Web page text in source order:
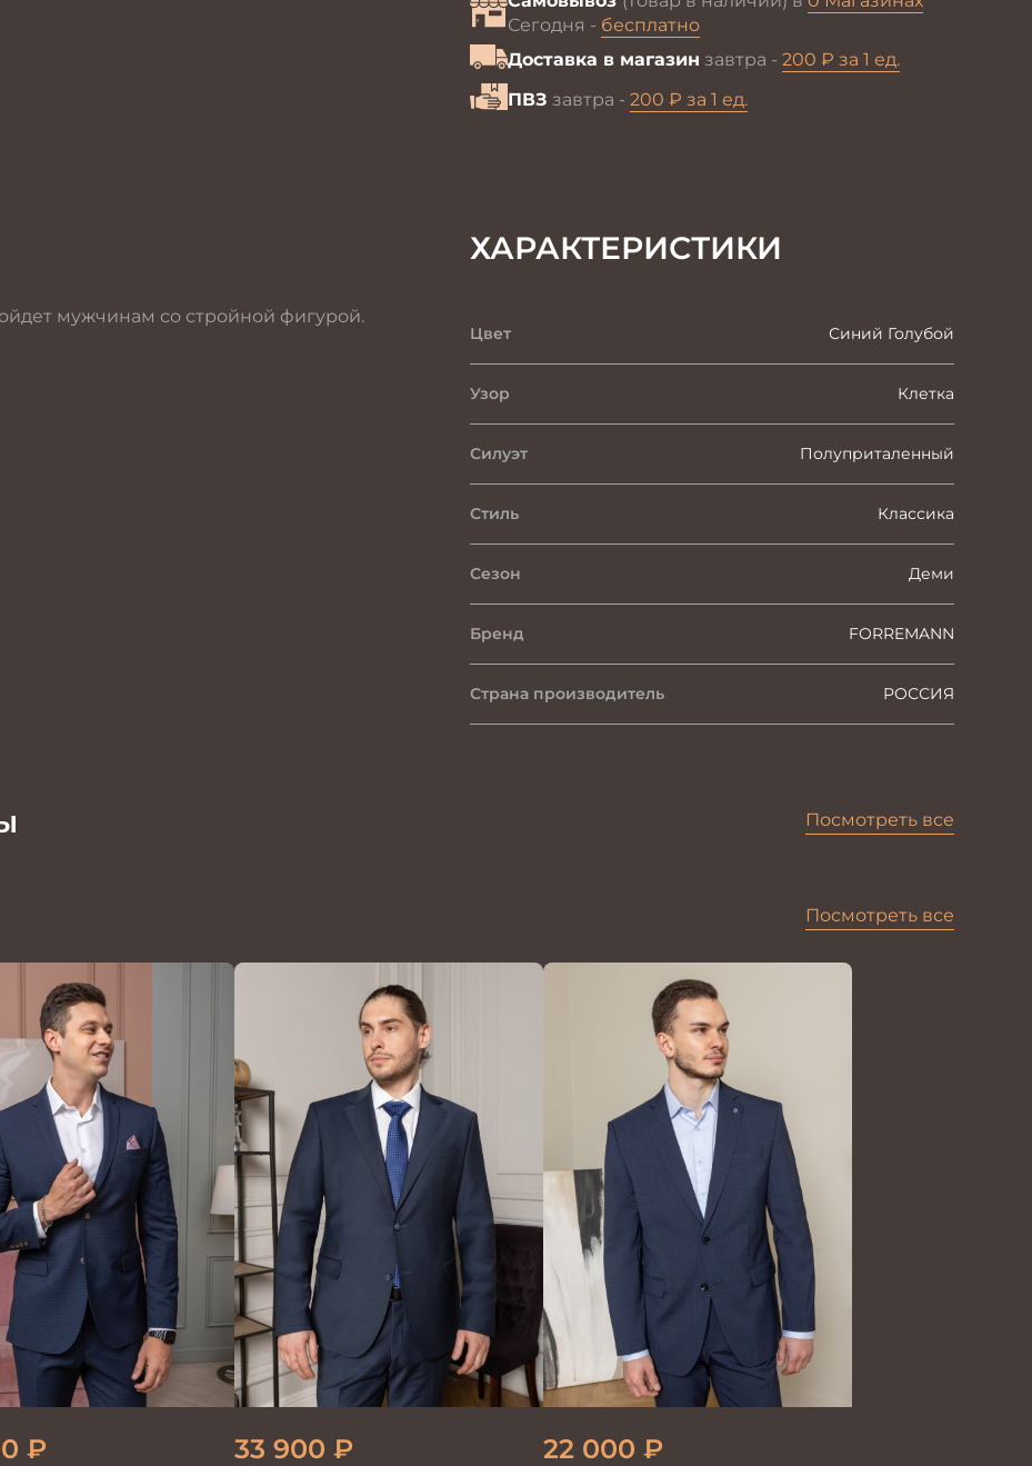
Сегодня - бесплатно
Доставка в магазин завтра - 200 ₽ за 1 ед.
ПВЗ завтра - 200 ₽ за 1 ед.
мужчинам со стройной фигурой.
ХАРАКТЕРИСТИКИ
Цвет Синий Голубой
Узор Клетка
Силуэт Полуприталенный
Стиль Классика
Сезон Деми
Бренд FORREMANN
Страна производитель РОССИЯ
Посмотреть все
Посмотреть все
₽ 33 900 ₽ 22 000 ₽